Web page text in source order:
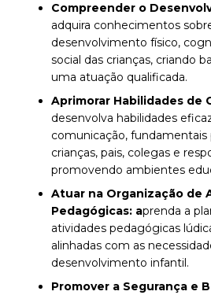
Compreender o
adquira conhecimentos
desenvolvimento físico,
social das crianças, criando
uma atuação qualificada.
Aprimorar Habilidades de
desenvolva habilidades
comunicação, fundamentais
crianças, pais, colegas e
promovendo ambientes
Atuar na Organização de
Pedagógicas: aprenda a
atividades pedagógicas
alinhadas com as
desenvolvimento infantil.
Promover a Segurança e